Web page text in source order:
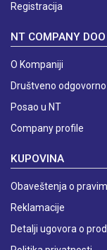
Registracija
NT COMPANY DOO
O Kompaniji
Društveno
Posao u NT
Company profile
KUPOVINA
Obaveštenja o
Reklamacije
Detalji ugovora o